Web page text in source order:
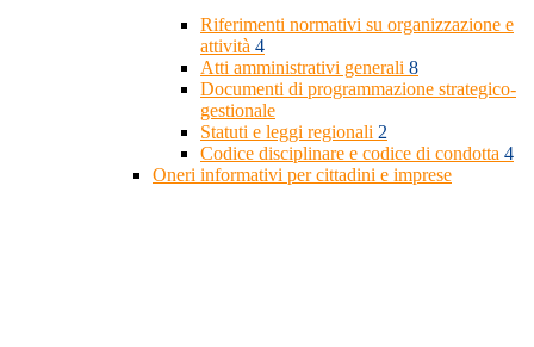
Riferimenti normativi su organizzazione e
attività 4
Atti amministrativi generali 8
Documenti di programmazione strategico-
gestionale
Statuti e leggi regionali 2
Codice disciplinare e codice di condotta 4
Oneri informativi per cittadini e imprese